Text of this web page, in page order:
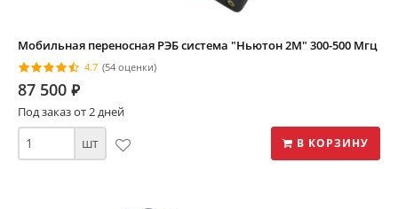
Мобильная переносная РЭБ система "Ньютон 2М" 300-500 Мгц
4.7 (54 оценки)
87 500 ⃏
Под заказ от 2 дней
шт В КОРЗИНУ